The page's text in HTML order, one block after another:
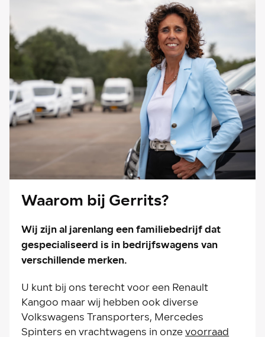
Waarom bij Gerrits?
Wij zijn al jarenlang een familiebedrijf dat
gespecialiseerd is in bedrijfswagens van
verschillende merken.
U kunt bij ons terecht voor een Renault
Kangoo maar wij hebben ook diverse
Volkswagens Transporters, Mercedes
Spinters en vrachtwagens in onzevoorraad